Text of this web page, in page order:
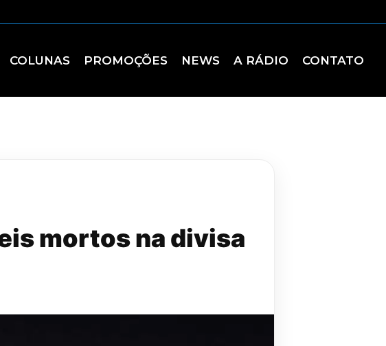
COLUNAS PROMOÇÕES NEWS A RÁDIO CONTATO
mortos na divisa